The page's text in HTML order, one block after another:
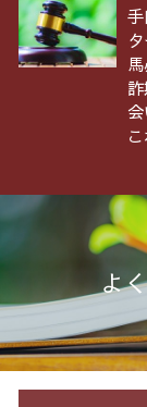
よ